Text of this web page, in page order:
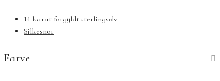
14 karat forgyldt sterlingsølv
Silkesnor
Farve